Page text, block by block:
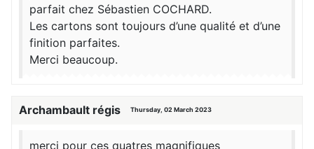
parfait chez Sébastien COCHARD.
Les cartons sont toujours d’une qualité et d’une
finition parfaites.
Merci beaucoup.
Archambault régis Thursday, 02 March 2023
merçi pour ces quatres magnifiques